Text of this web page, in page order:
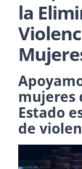
la
mujeres
Estado
de